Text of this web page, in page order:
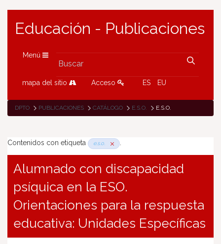
Educación - Publicaciones
Menú
mapa del sitio Acceso ES EU
DPTO PUBLICACIONES CATÁLOGO E.S.O. E.S.O.
Contenidos con etiqueta e.s.o. .
Alumnado con discapacidad
psíquica en la ESO.
Orientaciones para la respuesta
educativa: Unidades Específicas